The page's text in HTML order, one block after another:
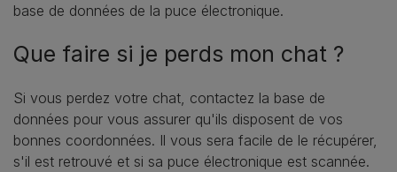
base de données de la puce électronique.
Que faire si je perds mon chat ?
Si vous perdez votre chat, contactez la base de
données pour vous assurer qu'ils disposent de vos
bonnes coordonnées. Il vous sera facile de le récupérer,
s'il est retrouvé et si sa puce électronique est scannée.